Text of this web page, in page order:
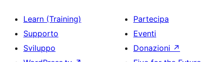
Learn (Training)
Supporto
Sviluppo
Partecipa
Eventi
Donazioni ↗